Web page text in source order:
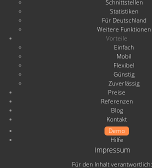
Schnittstellen
Statistiken
Für Deutschland
Weitere Funktionen
Vorteile
Einfach
Mobil
Flexibel
Günstig
Zuverlässig
Preise
Referenzen
Blog
Kontakt
Demo
Hilfe
Impressum
Für den Inhalt verantwortlich: